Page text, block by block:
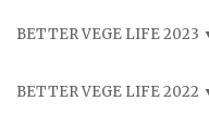
BETTER VEGE LIFE 2023
BETTER VEGE LIFE 2022